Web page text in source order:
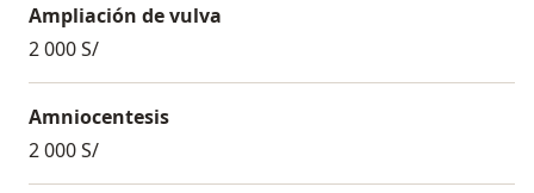
Ampliación de vulva
2 000 S/
Amniocentesis
2 000 S/